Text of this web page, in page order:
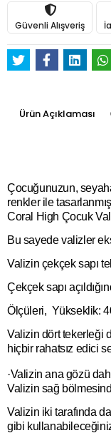
Güvenli Alışveriş
Ürün Açıklaması
Çocuğunuzun,
renkler ile
Coral High Çocuk
Bu sayede valizler
Valizin çekçek sapı
Çekçek sapı
Ölçüleri, Yükseklik:
Valizin dört tekerleği
hiçbir rahatsız edici
·Valizin ana gözü
Valizin sağ
Valizin iki tarafında
gibi